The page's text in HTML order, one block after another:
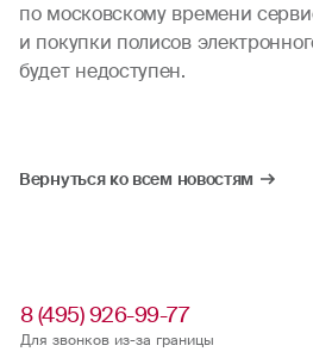
по московскому времени
и покупки полисов
будет недоступен.
Вернуться ко всем новостям
8 (495) 926-99-77
Для звонков из-за границы